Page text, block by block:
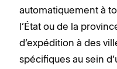
automatiquement à
l’État ou de la
d’expédition à des
spécifiques au sein